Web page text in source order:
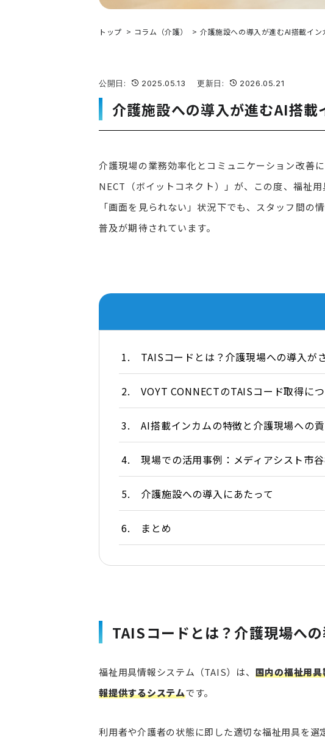
トップ コラム（介護） 介護施設への導入が進むAI搭載イン
公開日: 2025.05.13 更新日: 2026.05.21
介護施設への導入が進むAI搭載
介護現場の業務効率化とコミュニケーション改善
NECT（ボイットコネクト）」が、この度、福祉
「画面を見られない」状況下でも、スタッフ間
普及が期待されています。
1. TAISコードとは？介護現場への導入が
2. VOYT CONNECTのTAISコード取得に
3. AI搭載インカムの特徴と介護現場への
4. 現場での活用事例：メディアシスト市
5. 介護施設への導入にあたって
6. まとめ
TAISコードとは？介護現場へ
福祉用具情報システム（TAIS）は、 国内の福祉用
報提供するシステムです。
利用者や介護者の状態に即した適切な福祉用具を